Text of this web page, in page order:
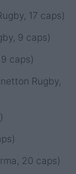
17 caps)
9 caps)
caps)
Rugby,
20 caps)